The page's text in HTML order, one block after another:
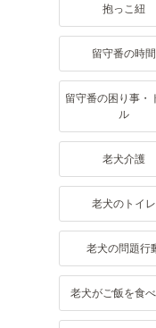
抱っこ紐
留守番の時間
留守番の困り事・
ル
老犬介護
老犬のトイレ
老犬の問題行
老犬がご飯を食